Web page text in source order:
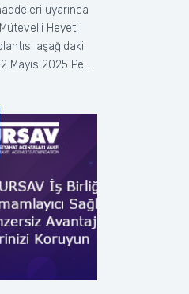
uyarınca
Mütevelli Heyeti
aşağıdaki
Mayıs 2025 Pe...